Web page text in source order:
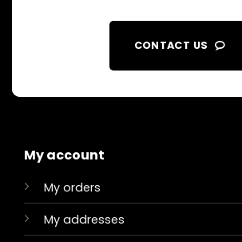
CONTACT US
My account
My orders
My addresses